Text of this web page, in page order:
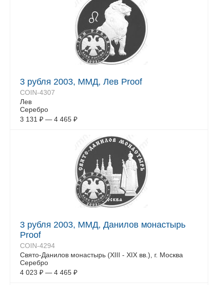
3 рубля 2003, ММД, Лев Proof
COIN-4307
Лев
Серебро
3 131 ₽ — 4 465 ₽
3 рубля 2003, ММД, Данилов монастырь
Proof
COIN-4294
Свято-Данилов монастырь (XIII - XIX вв.), г. Москва
Серебро
4 023 ₽ — 4 465 ₽